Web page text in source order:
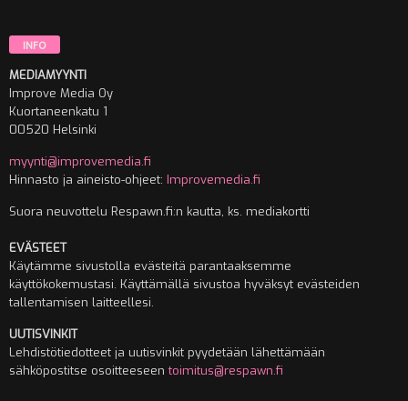
INFO
MEDIAMYYNTI
Improve Media Oy
Kuortaneenkatu 1
00520 Helsinki
myynti@improvemedia.fi
Hinnasto ja aineisto-ohjeet: Improvemedia.fi
Suora neuvottelu Respawn.fi:n kautta, ks. mediakortti
EVÄSTEET
Käytämme sivustolla evästeitä parantaaksemme
käyttökokemustasi. Käyttämällä sivustoa hyväksyt evästeiden
tallentamisen laitteellesi.
UUTISVINKIT
Lehdistötiedotteet ja uutisvinkit pyydetään lähettämään
sähköpostitse osoitteeseentoimitus@respawn.fi